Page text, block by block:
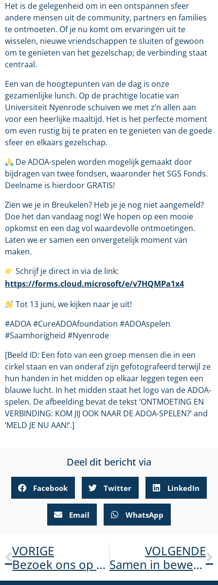
Het is de gelegenheid om in een ontspannen sfeer
andere mensen uit de community, partners en families
te ontmoeten. Of je nu komt om ervaringen uit te
wisselen, nieuwe vriendschappen te sluiten of gewoon
om te genieten van het gezelschap; de verbinding staat
centraal.
Een van de hoogtepunten van de dag is onze
gezamenlijke lunch. Op de prachtige locatie van
Universiteit Nyenrode schuiven we met z’n allen aan
voor een heerlijke maaltijd. Het is het perfecte moment
om even rustig bij te praten en te genieten van de goede
sfeer en elkaars gezelschap.
De ADOA-spelen worden mogelijk gemaakt door
bijdragen van twee fondsen, waaronder het SGS Fonds.
Deelname is hierdoor GRATIS!
Zien we je in Breukelen? Heb je je nog niet aangemeld?
Doe het dan vandaag nog! We hopen op een mooie
opkomst en een dag vol waardevolle ontmoetingen.
Laten we er samen een onvergetelijk moment van
maken.
Schrijf je direct in via de link:
https://forms.cloud.microsoft/e/v7HQMPa1x4
Tot 13 juni, we kijken naar je uit!
#ADOA #CureADOAfoundation #ADOAspelen
#Saamhorigheid #Nyenrode
[Beeld ID: Een foto van een groep mensen die in een
cirkel staan en van onderaf zijn gefotografeerd terwijl ze
hun handen in het midden op elkaar leggen tegen een
blauwe lucht. In het midden staat het logo van de ADOA-
spelen. De afbeelding bevat de tekst ‘ONTMOETING EN
VERBINDING: KOM JIJ OOK NAAR DE ADOA-SPELEN?’ and
‘MELD JE NU AAN!’.]
Deel dit bericht via
Facebook Twitter LinkedIn
Email WhatsApp
VORIGE
Bezoek ons op ARVO 2026!
VOLGENDE
Samen in beweging met Duco Bauwens op de ADOA-spelen!